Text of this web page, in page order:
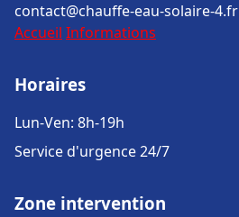
contact@chauffe-eau-solaire-4.fr
Accueil Informations
Horaires
Lun-Ven: 8h-19h
Service d'urgence 24/7
Zone intervention